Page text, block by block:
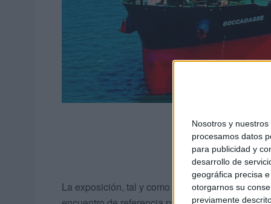
Nosotros y nuestros
procesamos datos
para publicidad y
desarrollo de
geográfica precisa
otorgarnos su
previamente
La exposición, tal y como ha indicado el Puerto